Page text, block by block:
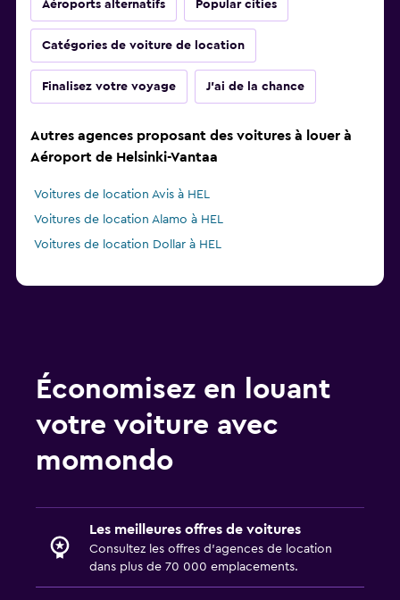
Aéroports alternatifs Popular cities
Catégories de voiture de location
Finalisez votre voyage J'ai de la chance
Autres agences proposant des voitures à louer à
Aéroport de Helsinki-Vantaa
Voitures de location Avis à HEL
Voitures de location Alamo à HEL
Voitures de location Dollar à HEL
Économisez en louant
votre voiture avec
momondo
Les meilleures offres de voitures
Consultez les offres d’agences de location
dans plus de 70 000 emplacements.